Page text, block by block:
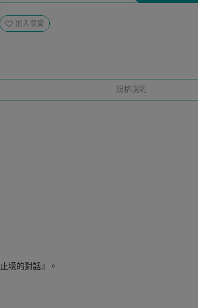
加入最愛
規格說明
境的對話』。